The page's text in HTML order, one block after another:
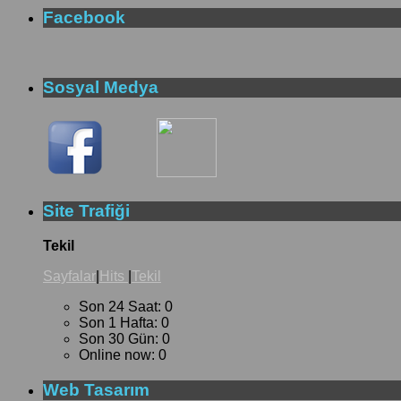
Facebook
Sosyal Medya
Site Trafiği
Tekil
Sayfalar Hits Tekil
Son 24 Saat: 0
Son 1 Hafta: 0
Son 30 Gün: 0
Online now: 0
Web Tasarım